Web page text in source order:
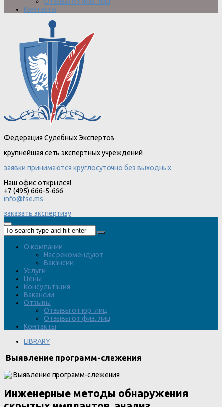
Отзывы от физ. лиц
Контакты
Федерация Судебных Экспертов
крупнейшая сеть экспертных учреждений
заявки принимаются круглосуточно без выходных
Наш офис открылся!
+7 (495) 666-5-666
info@fse.ms
заказать экспертизу
О компании
Нас рекомендуют
Вакансии
Услуги
Цены
Консультация
Вакансии
Отзывы
Отзывы от юр. лиц
Отзывы от физ. лиц
Контакты
LIBRARY
Выявление программ-слежения
Инженерные методы обнаружения